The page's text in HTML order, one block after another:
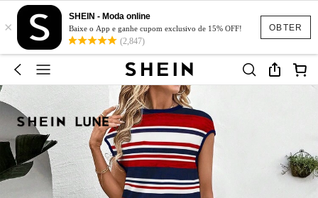
OBTER
×
SHEIN - Moda online
Baixe o App e ganhe cupom exclusivo de 15% OFF!
(2,847)